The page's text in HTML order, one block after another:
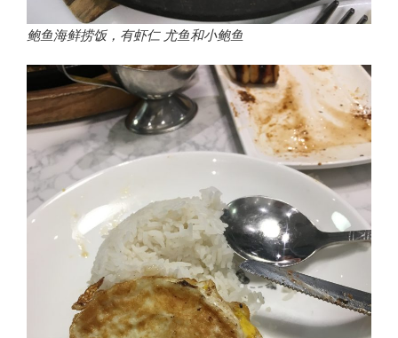
鲍鱼海鲜捞饭，有虾仁 尤鱼和小鲍鱼